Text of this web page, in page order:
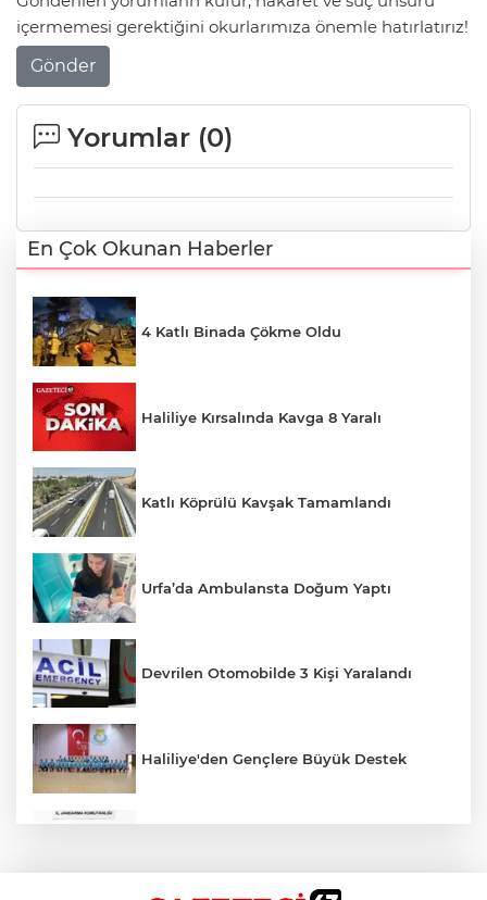
içermemesi gerektiğini okurlarımıza önemle hatırlatırız!
Gönder
Yorumlar (0)
En Çok Okunan Haberler
4 Katlı Binada Çökme Oldu
Haliliye Kırsalında Kavga 8 Yaralı
Katlı Köprülü Kavşak Tamamlandı
Urfa’da Ambulansta Doğum Yaptı
Devrilen Otomobilde 3 Kişi Yaralandı
Haliliye'den Gençlere Büyük Destek